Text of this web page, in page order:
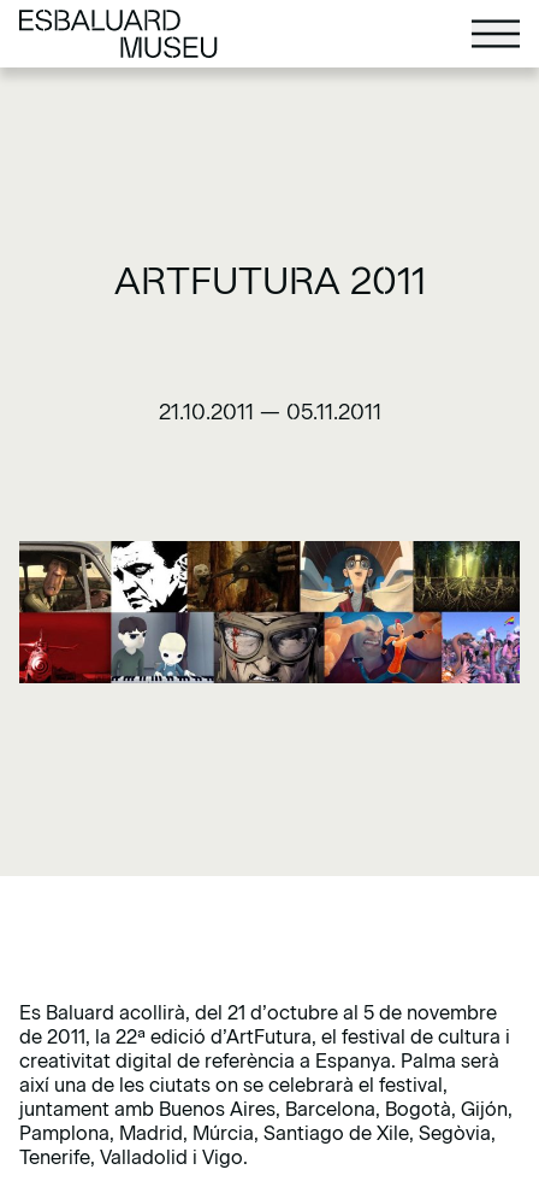
ARTFUTURA 2011
21.10.2011 — 05.11.2011
Es Baluard acollirà, del 21 d’octubre al 5 de novembre
de 2011, la 22ª edició d’ArtFutura, el festival de cultura i
creativitat digital de referència a Espanya. Palma serà
així una de les ciutats on se celebrarà el festival,
juntament amb Buenos Aires, Barcelona, Bogotà, Gijón,
Pamplona, Madrid, Múrcia, Santiago de Xile, Segòvia,
Tenerife, Valladolid i Vigo.